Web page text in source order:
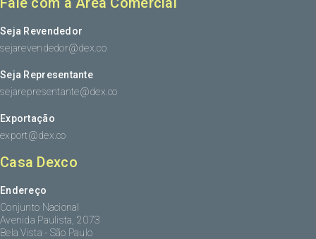
Seja Revendedor
sejarevendedor@dex.co
Seja Representante
sejarepresentante@dex.co
Exportação
export@dex.co
Casa Dexco
Endereço
Conjunto Nacional
Avenida Paulista, 2073
Bela Vista - São Paulo